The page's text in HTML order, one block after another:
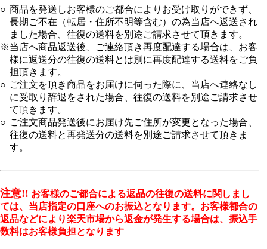
○ 商品を発送しお客様のご都合によりお受け取りができず、
長期ご不在（転居・住所不明等含む）の為当店へ返送され
ました場合、往復の送料を別途ご請求させて頂きます。
※当店へ商品返送後、ご連絡頂き再度配達する場合は、お客
様に返送分の往復の送料とは別に再度配達する送料をご負
担頂きます。
○ ご注文を頂き商品をお届けに伺った際に、当店へ連絡なし
に受取り辞退をされた場合、往復の送料を別途ご請求させ
て頂きます。
○ ご注文商品発送後にお届け先ご住所が変更となった場合、
往復の送料と再発送分の送料を別途ご請求させて頂きま
す。
注意!! お客様のご都合による返品の往復の送料に関しまし
ては、当店指定の口座へのお振込となります。お客様都合の
返品などにより楽天市場から返金が発生する場合は、振込手
数料はお客様負担となります